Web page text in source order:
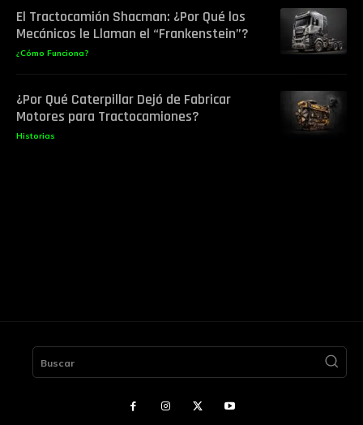
El Tractocamión Shacman: ¿Por Qué los
Mecánicos le Llaman el “Frankenstein”?
¿Cómo Funciona?
¿Por Qué Caterpillar Dejó de Fabricar
Motores para Tractocamiones?
Historias
Buscar